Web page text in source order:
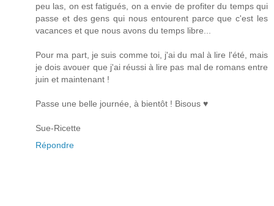
peu las, on est fatigués, on a envie de profiter du temps qui
passe et des gens qui nous entourent parce que c'est les
vacances et que nous avons du temps libre...
Pour ma part, je suis comme toi, j'ai du mal à lire l'été, mais
je dois avouer que j'ai réussi à lire pas mal de romans entre
juin et maintenant !
Passe une belle journée, à bientôt ! Bisous ♥
Sue-Ricette
Répondre